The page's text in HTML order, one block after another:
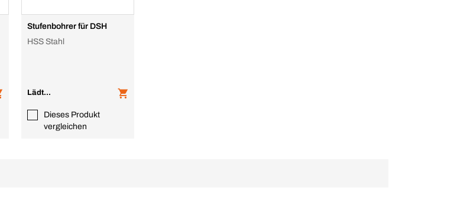
Stufenbohrer für DSH
HSS Stahl
Lädt...
Dieses Produkt
vergleichen